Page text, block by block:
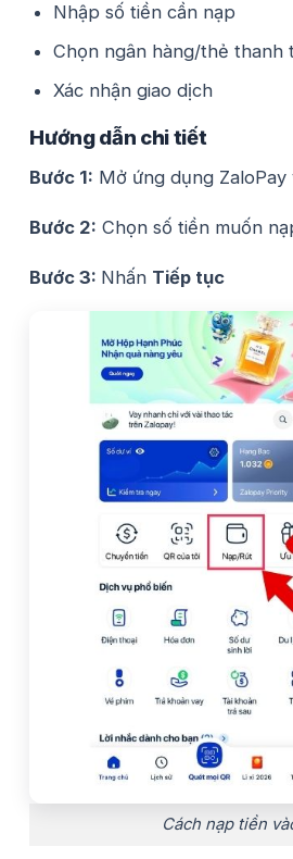
Nhập số tiền cần nạp
Chọn ngân hàng/thẻ thanh
Xác nhận giao dịch
Hướng dẫn chi tiết
Bước 1: Mở ứng dụng ZaloPay
Bước 2: Chọn số tiền muốn
Bước 3: Nhấn Tiếp tục
Cách nạp tiền